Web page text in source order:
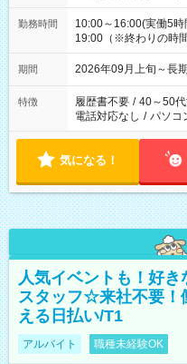
勤務時間
10:00～16:00(実働5
19:00（※終わりの時
期間 2026年09月上旬～長
特徴 履歴書不要 / 40～50
電話対応なし / パソコ
気になる！
人気イベントも！好
スタッフ☆来社不要！
える日払い/T1
アルバイト 職種未経験OK